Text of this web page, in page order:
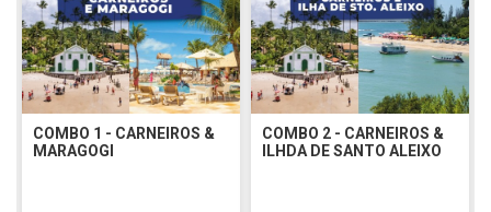
COMBO 1 - CARNEIROS &
MARAGOGI
COMBO 2 - CARNEIROS &
ILHDA DE SANTO ALEIXO